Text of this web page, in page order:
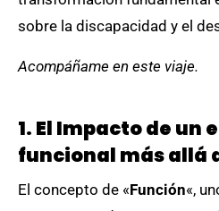
sobre la discapacidad y el
Acompáñame en este viaje.
1. El Impacto de un
funcional más allá
El concepto de «Función«,